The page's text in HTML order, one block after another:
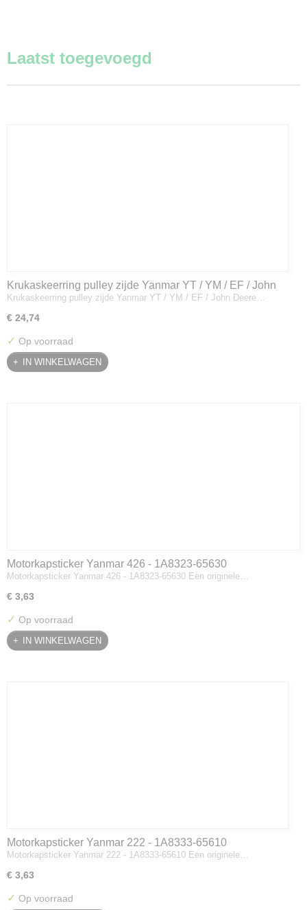
Laatst toegevoegd
Krukaskeerring pulley zijde Yanmar YT / YM / EF / John
Deere - 119934-01800
Krukaskeerring pulley zijde Yanmar YT / YM / EF / John Deere…
€ 24,74
✓ Op voorraad
IN WINKELWAGEN
Motorkapsticker Yanmar 426 - 1A8323-65630
Motorkapsticker Yanmar 426 - 1A8323-65630 Een originele…
€ 3,63
✓ Op voorraad
IN WINKELWAGEN
Motorkapsticker Yanmar 222 - 1A8333-65610
Motorkapsticker Yanmar 222 - 1A8333-65610 Een originele…
€ 3,63
✓ Op voorraad